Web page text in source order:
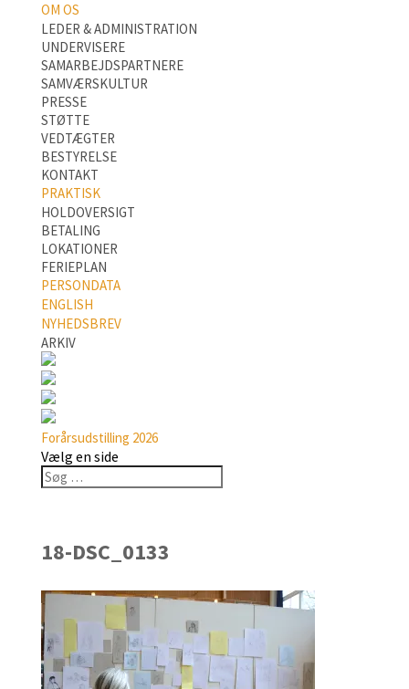
OM OS
LEDER & ADMINISTRATION
UNDERVISERE
SAMARBEJDSPARTNERE
SAMVÆRSKULTUR
PRESSE
STØTTE
VEDTÆGTER
BESTYRELSE
KONTAKT
PRAKTISK
HOLDOVERSIGT
BETALING
LOKATIONER
FERIEPLAN
PERSONDATA
ENGLISH
NYHEDSBREV
ARKIV
Forårsudstilling 2026
Vælg en side
18-DSC_0133